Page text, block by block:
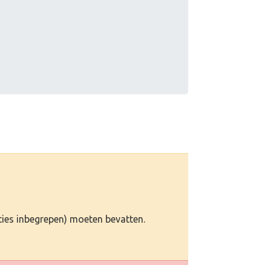
inbegrepen) moeten bevatten.